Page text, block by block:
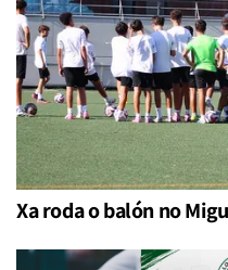
Xa roda o balón no